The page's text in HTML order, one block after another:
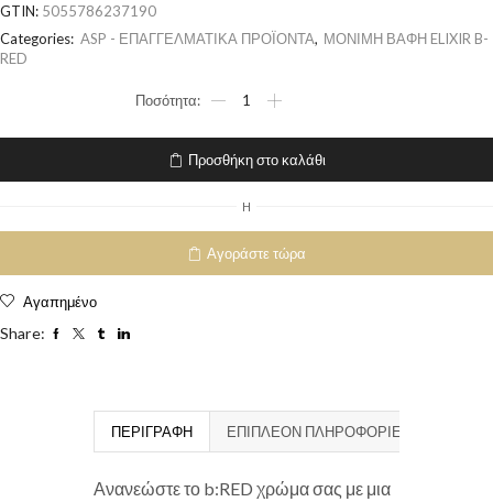
GTIN: 5055786237190
Categories: ASP - ΕΠΑΓΓΕΛΜΑΤΙΚΑ ΠΡΟΪΟΝΤΑ, ΜΟΝΙΜΗ ΒΑΦΗ ELIXIR B-
RED
Προσθήκη στο καλάθι
H
Αγοράστε τώρα
Αγαπημένο
Share:
ΠΕΡΙΓΡΑΦΉ ΕΠΙΠΛΈΟΝ ΠΛΗΡΟΦΟΡΊΕΣ
Ανανεώστε το b:RED χρώμα σας με μια